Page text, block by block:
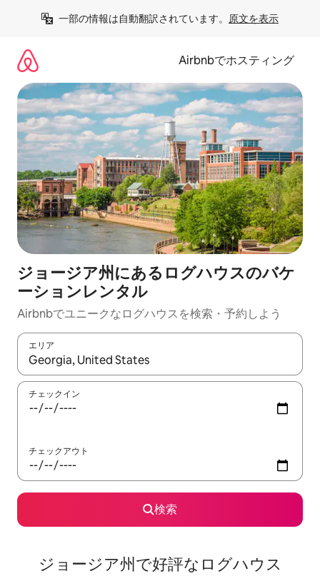
一部の情報は自動翻訳されています。 原文を表示
Airbnbでホスティング
ジョージア州にあるログハウスのバケ
ーションレンタル
Airbnbでユニークなログハウスを検索・予約しよう
エリア
検索結果が表示されたら、上下の矢印キーを使って移動するか
チェックイン
チェックアウト
検索
ジョージア州で好評なログハウス